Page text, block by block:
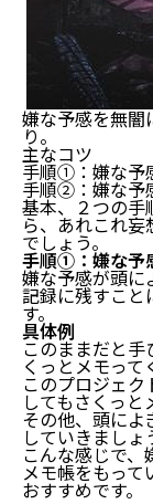
嫌な予感を無闇
り。
主なコツ
手順①：嫌な予
手順②：嫌な予
基本、２つの手
ら、あれこれ妄
でしょう。
手順①：嫌な予
嫌な予感が頭に
記録に残すこと
す。
具体例
このままだと手
くっとメモって
このプロジェ
してもさくっと
その他、頭に
していきましょ
こんな感じで、
メモ帳をもっ
おすすめです。
嫌な予感は
がわくかも
結論：嫌
よくある
よくある
見積もる
嫌な予感を